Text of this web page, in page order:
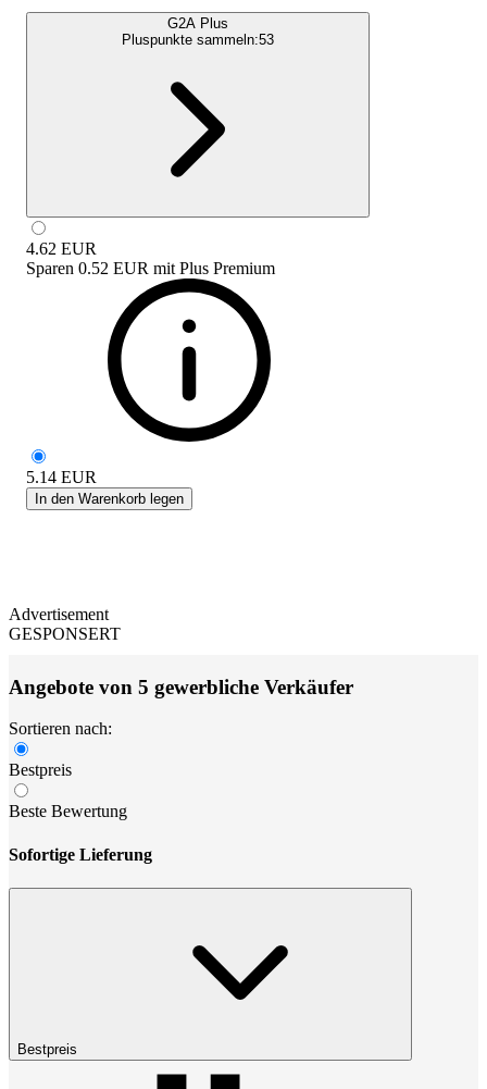
G2A Plus
Pluspunkte sammeln:53
4.62 EUR
Sparen 0.52 EUR mit Plus Premium
5.14 EUR
In den Warenkorb legen
Advertisement
GESPONSERT
Angebote von 5 gewerbliche Verkäufer
Sortieren nach:
Bestpreis
Beste Bewertung
Sofortige Lieferung
Bestpreis